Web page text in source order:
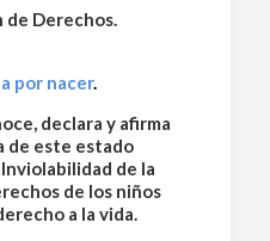
Derechos.
por nacer.
declara y afirma
de este estado
de la
de los niños
a la vida.